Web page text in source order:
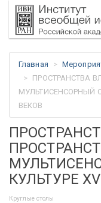
Главная
ПРОСТРАНСТВА
МУЛЬТИСЕНСОРНЫЙ
ВЕКОВ
КУЛЬТУРЕ
Круглые столы